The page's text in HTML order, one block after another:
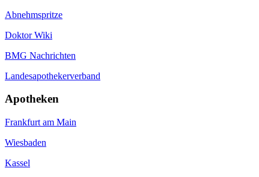
Abnehmspritze
Doktor Wiki
BMG Nachrichten
Landesapothekerverband
Apotheken
Frankfurt am Main
Wiesbaden
Kassel